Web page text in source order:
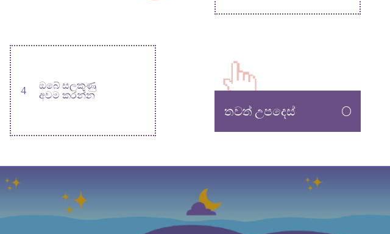
4
ඔබේ සලකුණු
අවම කරන්න
තවත් උපදෙස්